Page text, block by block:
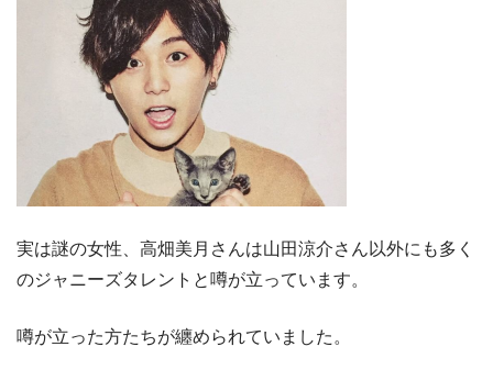
実は謎の女性、高畑美月さんは山田涼介さん以外にも多く
のジャニーズタレントと噂が立っています。
噂が立った方たちが纏められていました。